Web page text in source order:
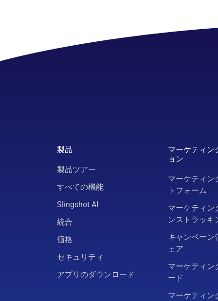
製品
製品ツアー
すべての機能
Slingshot AI
統合
価格
セキュリティ
アプリのダウンロード
マーケティン
ョン
マーケティン
トフォーム
マーケティン
ンストラッキ
キャンペーン
ェア
マーケティン
ード
マーケティン